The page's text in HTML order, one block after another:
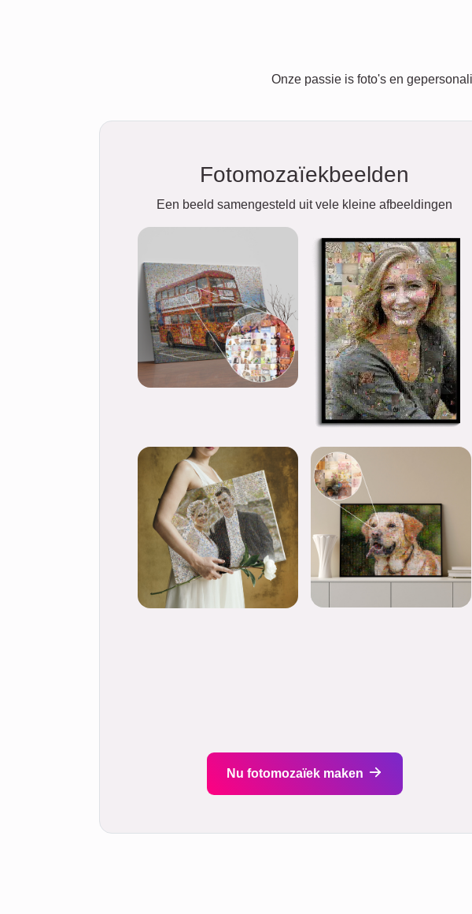
Onze passie is foto's en
Fotomozaïekbeelden
Een beeld samengesteld uit vele kleine afbeeldingen
Nu fotomozaïek maken